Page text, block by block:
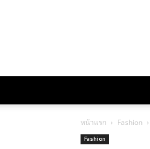
หน้าแรก Fashion
Fashion